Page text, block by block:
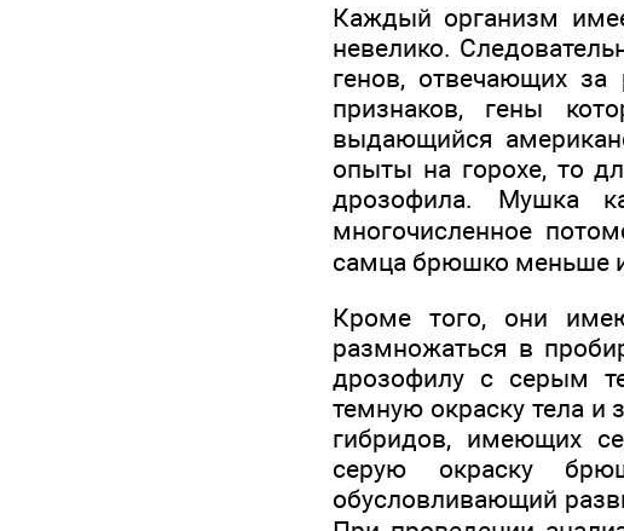
Каждый организм
невелико.
генов, отвечающих за
признаков, гены
выдающийся
опыты на горохе, то
дрозофила. Мушка
многочисленное
самца брюшко меньше
Кроме того, они
размножаться в
дрозофилу с серым
темную окраску тела и
гибридов, имеющих
серую окраску
обусловливающий